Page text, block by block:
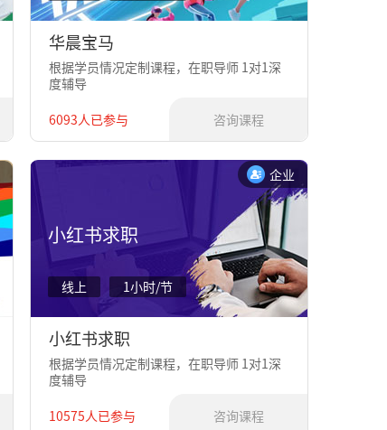
华晨宝马
根据学员情况定制课程，在职导师 1对1深
度辅导
6093人已参与
咨询课程
企业
小红书求职
线上 1小时/节
小红书求职
根据学员情况定制课程，在职导师 1对1深
度辅导
10575人已参与
咨询课程